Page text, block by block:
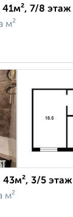
41м², 7/8 этаж
м²
43м², 3/5 этаж
м²